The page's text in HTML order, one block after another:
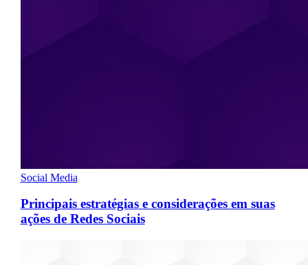
Social Media
Principais estratégias e considerações em suas
ações de Redes Sociais